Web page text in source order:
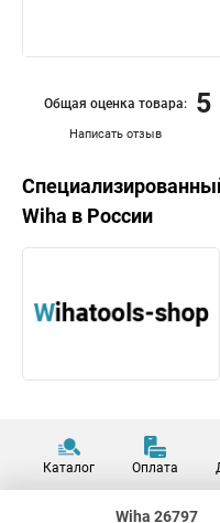
Написать отзыв
Общая оценка товара: 5
Wiha в России
Каталог Оплата
Wiha 26797